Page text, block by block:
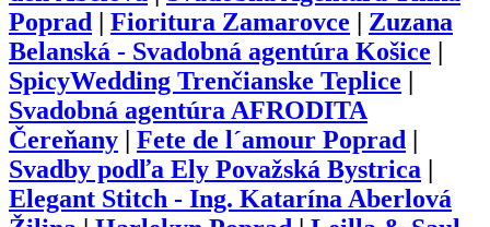
Poprad
Fioritura Zamarovce
Zuzana
Belanská - Svadobná agentúra Košice
SpicyWedding Trenčianske Teplice
Svadobná agentúra AFRODITA
Čereňany
Fete de l´amour Poprad
Svadby podľa Ely Považská Bystrica
Elegant Stitch - Ing. Katarína Aberlová